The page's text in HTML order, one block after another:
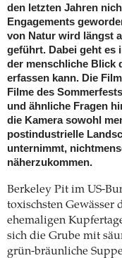
den letzten Jahren
Engagements
von Natur wird längst
geführt. Dabei geht es
der menschliche Blick
erfassen kann. Die
Filme des
und ähnliche Fragen
die Kamera sowohl
postindustrielle
unternimmt,
näherzukommen.
Berkeley Pit im US-
toxischsten Gewässer
ehemaligen
sich die Grube mit
grün-bräunliche